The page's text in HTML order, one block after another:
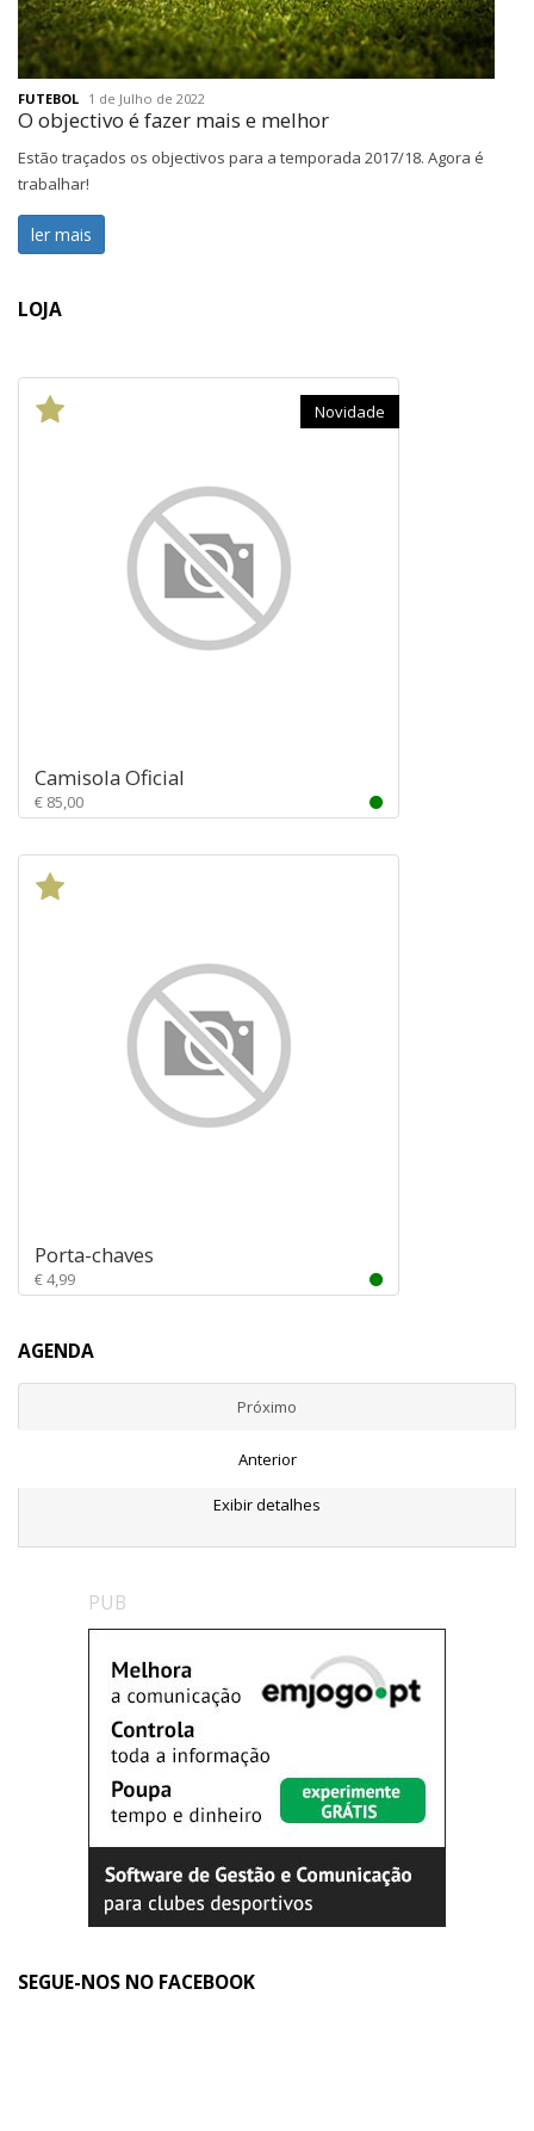
FUTEBOL 1 de Julho de 2022
O objectivo é fazer mais e melhor
Estão traçados os objectivos para a temporada 2017/18. Agora é
trabalhar!
ler mais
LOJA
Novidade
Camisola Oficial
€ 85,00
Porta-chaves
€ 4,99
AGENDA
Próximo
Anterior
Exibir detalhes
PUB
SEGUE-NOS NO FACEBOOK